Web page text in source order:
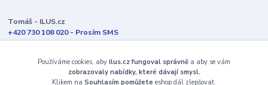
Tomáš - ILUS.cz
+420 730 108 020 - Prosím SMS
Jsme většinu času ve výrobě
info@ilus.cz
Používáme cookies, aby ilus.cz fungoval správně a aby se vám
zobrazovaly nabídky, které dávají smysl.
Klikem na Souhlasím pomůžete eshop dál zlepšovat.